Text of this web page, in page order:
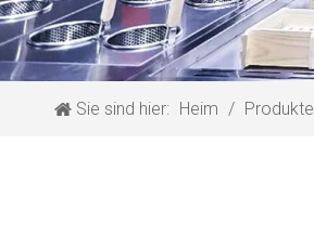
Sie sind hier: Heim / Produkte